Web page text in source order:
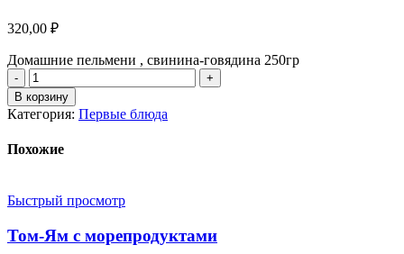
320,00 ₽
Домашние пельмени , свинина-говядина 250гр
В корзину
Категория: Первые блюда
Похожие
Быстрый просмотр
Том-Ям с морепродуктами